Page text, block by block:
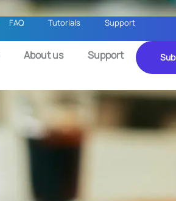
FAQ Tutorials Support
About us Support